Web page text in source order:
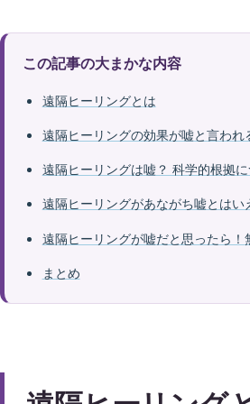
この記事の大まかな内容
遠隔ヒーリングとは
遠隔ヒーリングの効果が嘘と言われ
遠隔ヒーリングは嘘？ 科学的根拠
遠隔ヒーリングがあながち嘘とはい
遠隔ヒーリングが嘘だと思ったら
まとめ